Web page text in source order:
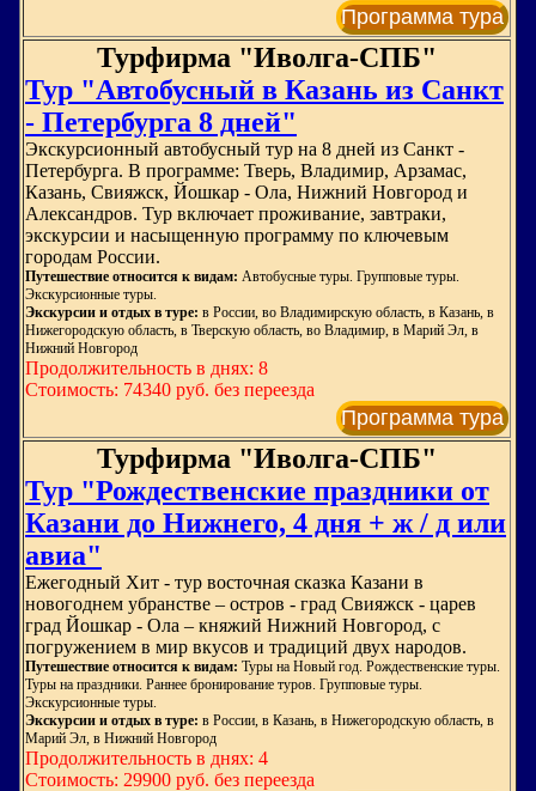
Программа тура
Турфирма "Иволга-СПБ"
Тур "Автобусный в Казань из Санкт
- Петербурга 8 дней"
Экскурсионный автобусный тур на 8 дней из Санкт -
Петербурга. В программе: Тверь, Владимир, Арзамас,
Казань, Свияжск, Йошкар - Ола, Нижний Новгород и
Александров. Тур включает проживание, завтраки,
экскурсии и насыщенную программу по ключевым
городам России.
Путешествие относится к видам: Автобусные туры. Групповые туры.
Экскурсионные туры.
Экскурсии и отдых в туре: в России, во Владимирскую область, в Казань, в
Нижегородскую область, в Тверскую область, во Владимир, в Марий Эл, в
Нижний Новгород
Продолжительность в днях: 8
Стоимость: 74340 руб. без переезда
Программа тура
Турфирма "Иволга-СПБ"
Тур "Рождественские праздники от
Казани до Нижнего, 4 дня + ж / д или
авиа"
Ежегодный Хит - тур восточная сказка Казани в
новогоднем убранстве – остров - град Свияжск - царев
град Йошкар - Ола – княжий Нижний Новгород, с
погружением в мир вкусов и традиций двух народов.
Путешествие относится к видам: Туры на Новый год. Рождественские туры.
Туры на праздники. Раннее бронирование туров. Групповые туры.
Экскурсионные туры.
Экскурсии и отдых в туре: в России, в Казань, в Нижегородскую область, в
Марий Эл, в Нижний Новгород
Продолжительность в днях: 4
Стоимость: 29900 руб. без переезда